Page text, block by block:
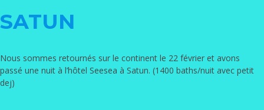
SATUN
Nous sommes retournés sur le continent le 22 février et avons
passé une nuit à l’hôtel Seesea à Satun. (1400 baths/nuit avec petit
dej)